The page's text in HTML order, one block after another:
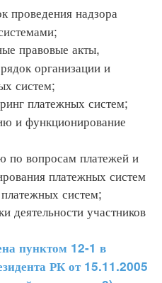
проведения надзора
правовые акты,
организации и
систем;
платежных систем;
и функционирование
вопросам платежей и
платежных систем
систем;
участников
пунктом 12-1 в
РК от 15.11.2005